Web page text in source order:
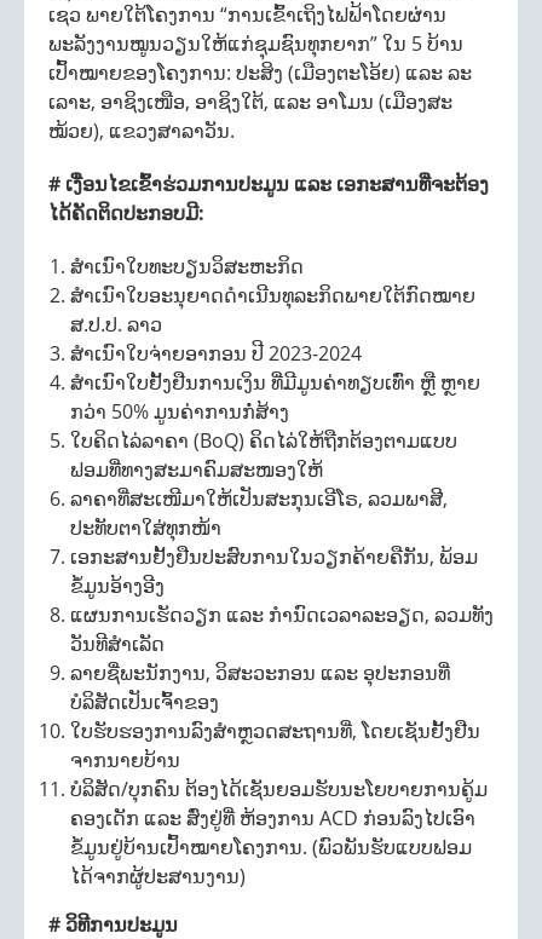
ເຊວ ພາຍໃຕ້ໂຄງການ “ການເຂົ້າເຖິງໄຟຟ້າໂດຍຜ່ານ
ພະລັງງານໝູນວຽນໃຫ້ແກ່ຊຸມຊົນທຸກຍາກ” ໃນ 5 ບ້ານ
ເປົ້າໝາຍຂອງໂຄງການ: ປະສິງ (ເມືອງຕະໂອ້ຍ) ແລະ ລະ
ເລາະ, ອາຊິງເໜືອ, ອາຊິງໃຕ້, ແລະ ອາໂມນ (ເມືອງສະ
ໝ້ວຍ), ແຂວງສາລາວັນ.
# ເງື່ອນໄຂເຂົ້າຮ່ວມການປະມູນ ແລະ ເອກະສານທີ່ຈະຕ້ອງ
ໄດ້ຄັດຕິດປະກອບມີ:
ສຳເນົາໃບທະບຽນວິສະຫະກິດ
ສຳເນົາໃບອະນຸຍາດດຳເນີນທຸລະກິດພາຍໃຕ້ກົດໝາຍ
ສ.ປ.ປ. ລາວ
ສຳເນົາໃບຈ່າຍອາກອນ ປີ 2023-2024
ສຳເນົາໃບຢັ້ງຢືນການເງິນ ທີ່ມີມູນຄ່າທຽບເທົ່າ ຫຼື ຫຼາຍ
ກວ່າ 50% ມູນຄ່າການກໍ່ສ້າງ
ໃບຄິດໄລ່ລາຄາ (BoQ) ຄິດໄລ່ໃຫ້ຖືກຕ້ອງຕາມແບບ
ຟອມທີ່ທາງສະມາຄົມສະໜອງໃຫ້
ລາຄາທີ່ສະເໜີມາໃຫ້ເປັນສະກຸນເອີໂຣ, ລວມພາສີ,
ປະທັບຕາໃສ່ທຸກໜ້າ
ເອກະສານຢັ້ງຢືນປະສົບການໃນວຽກຄ້າຍຄືກັນ, ພ້ອມ
ຂໍ້ມູນອ້າງອີງ
ແຜນການເຮັດວຽກ ແລະ ກຳນົດເວລາລະອຽດ, ລວມທັງ
ວັນທີສຳເລັດ
ລາຍຊື່ພະນັກງານ, ວິສະວະກອນ ແລະ ອຸປະກອນທີ່
ບໍລິສັດເປັນເຈົ້າຂອງ
ໃບຮັບຮອງການລົງສຳຫຼວດສະຖານທີ່, ໂດຍເຊັນຢັ້ງຢືນ
ຈາກນາຍບ້ານ
ບໍລິສັດ/ບຸກຄົນ ຕ້ອງໄດ້ເຊັນຍອມຮັບນະໂຍບາຍການຄູ້ມ
ຄອງເດັກ ແລະ ສົ່ງຢູ່ທີ່ ຫ້ອງການ ACD ກ່ອນລົງໄປເອົາ
ຂໍ້ມູນຢູ່ບ້ານເປົ້າໝາຍໂຄງການ. (ພົວພັນຮັບແບບຟອມ
ໄດ້ຈາກຜູ້ປະສານງານ)
# ວິທີການປະມູນ